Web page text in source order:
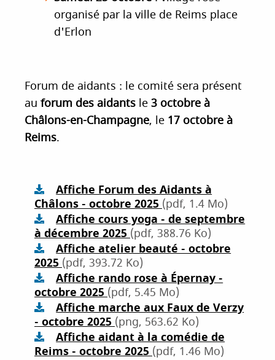
organisé par la ville de Reims place
d'Erlon
Forum de aidants : le comité sera présent
au forum des aidants le 3 octobre à
Châlons-en-Champagne, le 17 octobre à
Reims.
Affiche Forum des Aidants à
Châlons - octobre 2025 (pdf, 1.4 Mo)
Affiche cours yoga - de septembre
à décembre 2025 (pdf, 388.76 Ko)
Affiche atelier beauté - octobre
2025 (pdf, 393.72 Ko)
Affiche rando rose à Épernay -
octobre 2025 (pdf, 5.45 Mo)
Affiche marche aux Faux de Verzy
- octobre 2025 (png, 563.62 Ko)
Affiche aidant à la comédie de
Reims - octobre 2025 (pdf, 1.46 Mo)